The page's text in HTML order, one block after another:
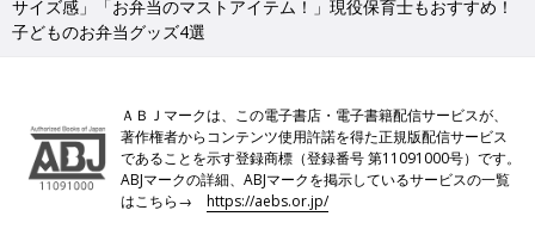
サイズ感」「お弁当のマストアイテム！」現役保育士もおすすめ！
子どものお弁当グッズ4選
ＡＢＪマークは、この電子書店・電子書籍配信サービスが、
著作権者からコンテンツ使用許諾を得た正規版配信サービス
であることを示す登録商標（登録番号 第11091000号）です。
ABJマークの詳細、ABJマークを掲示しているサービスの一覧
はこちら→https://aebs.or.jp/